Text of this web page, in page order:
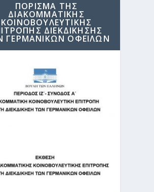
ΠΟΡΙΣΜΑ ΤΗΣ
ΔΙΑΚΟΜΜΑΤΙΚΗΣ
ΚΟΙΝΟΒΟΥΛΕΥΤΙΚΗΣ
ΔΙΕΚΔΙΚΗΣΗΣ
ΓΕΡΜΑΝΙΚΩΝ ΟΦΕΙΛΩΝ